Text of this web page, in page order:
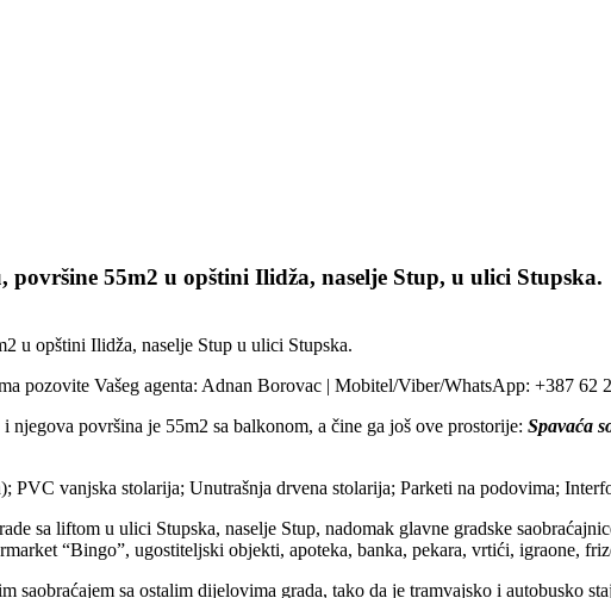
površine 55m2 u opštini Ilidža, naselje Stup, u ulici Stupska.
u opštini Ilidža, naselje Stup u ulici Stupska.
pozovite Vašeg agenta: Adnan Borovac | Mobitel/Viber/WhatsApp: +387 62
njegova površina je 55m2 sa balkonom, a čine ga još ove prostorije: Spavaća
vanjska stolarija; Unutrašnja drvena stolarija; Parketi na podovima;
sa liftom u ulici Stupska, naselje Stup, nadomak glavne gradske
“Bingo”, ugostiteljski objekti, apoteka, banka, pekara, vrtići, igraone,
sa ostalim dijelovima grada, tako da je tramvajsko i autobusko